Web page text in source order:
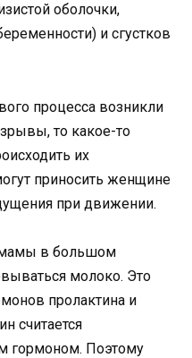
оболочки,
и сгустков
процесса возникли
то какое-то
их
приносить женщине
при движении.
мамы в большом
молоко. Это
пролактина и
считается
гормоном. Поэтому